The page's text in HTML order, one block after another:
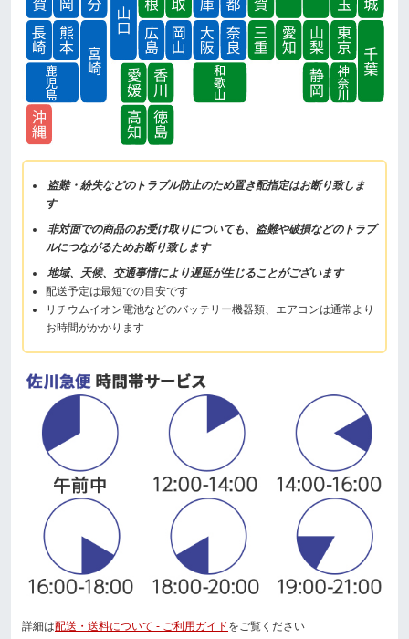
盗難・紛失などのトラブル防止のため置き配指定はお断り致しま
す
非対面での商品のお受け取りについても、盗難や破損などのトラブ
ルにつながるためお断り致します
地域、天候、交通事情により遅延が生じることがございます
配送予定は最短での目安です
リチウムイオン電池などのバッテリー機器類、エアコンは通常より
お時間がかかります
詳細は配送・送料について - ご利用ガイドをご覧ください